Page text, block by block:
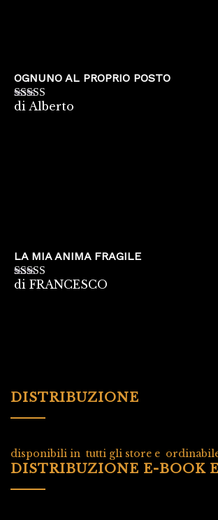
OGNUNO AL PROPRIO POSTO
Valutato5su
di Alberto
LA MIA ANIMA FRAGILE
Valutato5su
di FRANCESCO
DISTRIBUZIONE
disponibili in tutti gli store e
DISTRIBUZIONE E-BOOK